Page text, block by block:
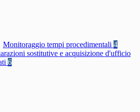
Monitoraggio tempi procedimentali 4
sostitutive e acquisizione d'ufficio
6